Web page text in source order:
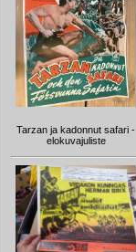
Tarzan ja kadonnut safari -
elokuvajuliste